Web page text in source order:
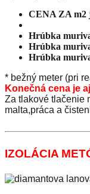
CENA ZA m2
Hrúbka
Hrúbka
Hrúbka
* bežný meter (pri
Konečná cena je
Za tlakové tlačenie
malta,práca a
IZOLÁCIA